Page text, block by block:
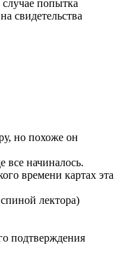
попытка
свидетельства
но похоже он
все начиналось.
времени картах эта
лектора)
подтверждения